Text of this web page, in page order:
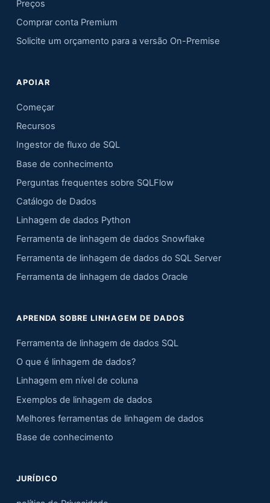
Preços
Comprar conta Premium
Solicite um orçamento para a versão On-Premise
APOIAR
Começar
Recursos
Ingestor de fluxo de SQL
Base de conhecimento
Perguntas frequentes sobre SQLFlow
Catálogo de Dados
Linhagem de dados Python
Ferramenta de linhagem de dados Snowflake
Ferramenta de linhagem de dados do SQL Server
Ferramenta de linhagem de dados Oracle
APRENDA SOBRE LINHAGEM DE DADOS
Ferramenta de linhagem de dados SQL
O que é linhagem de dados?
Linhagem em nível de coluna
Exemplos de linhagem de dados
Melhores ferramentas de linhagem de dados
Base de conhecimento
JURÍDICO